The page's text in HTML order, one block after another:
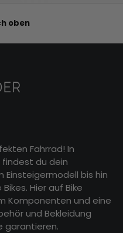
oben
Fahrrad! In
findest du dein
Einsteigermodell bis hin
Hier auf Bike
Komponenten und eine
und Bekleidung
garantieren.